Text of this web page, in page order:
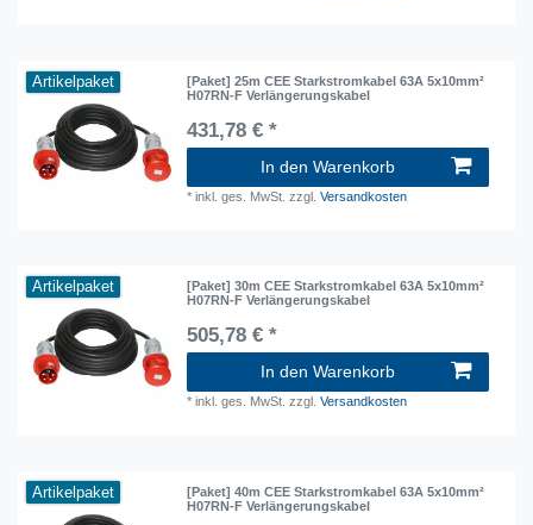
Artikelpaket
[Paket] 25m CEE Starkstromkabel 63A 5x10mm²
H07RN-F Verlängerungskabel
431,78 € *
In den Warenkorb
*inkl. ges. MwSt. zzgl.Versandkosten
Artikelpaket
[Paket] 30m CEE Starkstromkabel 63A 5x10mm²
H07RN-F Verlängerungskabel
505,78 € *
In den Warenkorb
*inkl. ges. MwSt. zzgl.Versandkosten
Artikelpaket
[Paket] 40m CEE Starkstromkabel 63A 5x10mm²
H07RN-F Verlängerungskabel